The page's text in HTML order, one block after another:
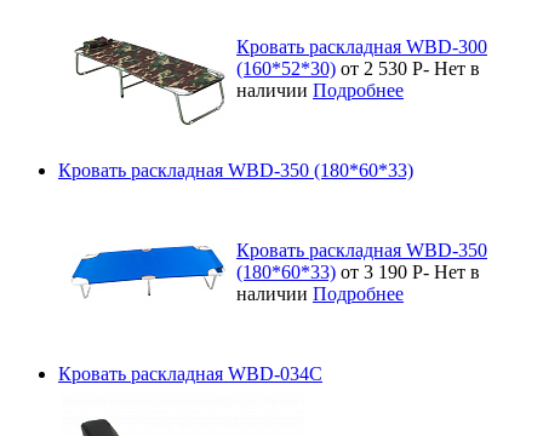
Кровать раскладная WBD-300
(160*52*30) от 2 530 Р- Нет в
наличии Подробнее
Кровать раскладная WBD-350 (180*60*33)
Кровать раскладная WBD-350
(180*60*33) от 3 190 Р- Нет в
наличии Подробнее
Кровать раскладная WBD-034C